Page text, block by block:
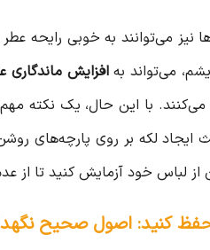
نیز می‌توانند به خوبی رایحه
می‌تواند بهافزایش ماندگاری
می‌کنند. با این حال، یک نکته
ایجاد لکه بر روی پارچه‌های
لباس خود آزمایش کنید تا از